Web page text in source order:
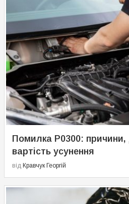
Помилка P0300: причини,
вартість усунення
від Кравчук Георгій